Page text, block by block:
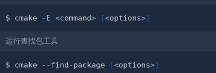
)
}/bin)
$ cmake -E <command> [<options>]
运行查找包工具
$ cmake --find-package [<options>]